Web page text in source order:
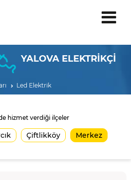
YALOVA ELEKTRİKÇİ
Led Elektrik
hizmet verdiği ilçeler
Çiftlikköy Merkez